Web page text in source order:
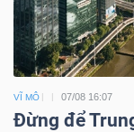
VĨ MÔ 07/08 16:07
Đừng để